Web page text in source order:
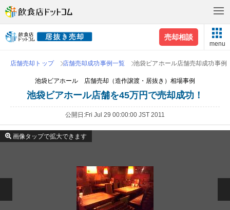
売却相談
menu
店舗売却トップ 店舗売却成功事例一覧 池袋ビアホール店舗売却成功事例
池袋ビアホール 店舗売却（造作譲渡・居抜き）相場事例
池袋ビアホール店舗を45万円で売却成功！
公開日 Fri Jul 29 00:00:00 JST 2011
画像タップで拡大できます